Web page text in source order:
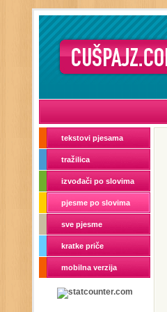
tekstovi pjesama
tražilica
izvođači po slovima
pjesme po slovima
sve pjesme
kratke priče
mobilna verzija